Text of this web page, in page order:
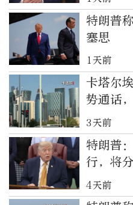
特朗普
塞思
1天前
卡塔尔
势通话
3天前
特朗普
行，将
4天前